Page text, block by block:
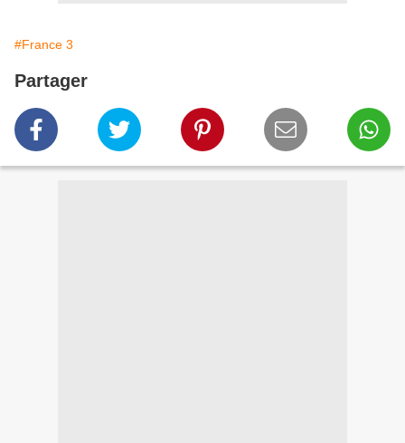
#France 3
Partager